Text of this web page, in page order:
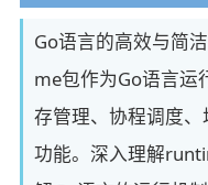
Go语言的高效与简
me包作为Go语言运
存管理、协程调度
功能。深入理解